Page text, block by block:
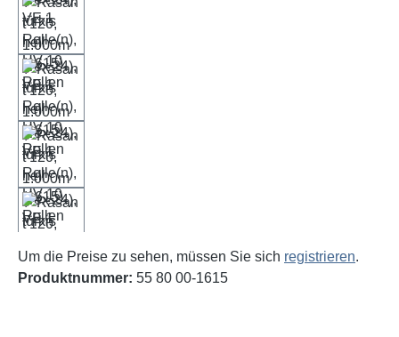
Um die Preise zu sehen, müssen Sie sich registrieren.
Produktnummer: 55 80 00-1615